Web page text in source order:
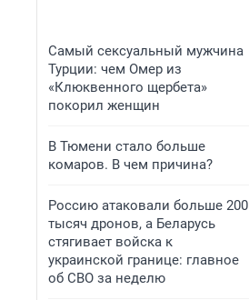
Самый сексуальный мужчина
Турции: чем Омер из
«Клюквенного щербета»
покорил женщин
В Тюмени стало больше
комаров. В чем причина?
Россию атаковали больше 200
тысяч дронов, а Беларусь
стягивает войска к
украинской границе: главное
об СВО за неделю